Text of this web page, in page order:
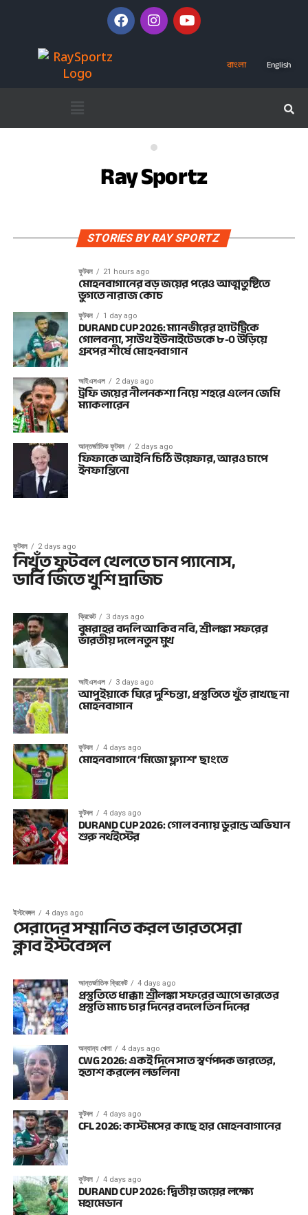
বাংলা English
Ray Sportz
STORIES BY RAY SPORTZ
ফুটবল 21 hours ago
মোহনবাগানের বড় জয়ের পরেও আত্মতুষ্টিতে
ভুগতে নারাজ কোচ
ফুটবল 1 day ago
DURAND CUP 2026: ম্যানভীরের হ্যাটট্রিকে
গোলবন্যা, সাউথ ইউনাইটেডকে ৮-০ উড়িয়ে
গ্রুপের শীর্ষে মোহনবাগান
আইএসএল 2 days ago
ট্রফি জয়ের নীলনকশা নিয়ে শহরে এলেন জেমি
ম্যাকলারেন
আন্তর্জাতিক ফুটবল 2 days ago
ফিফাকে আইনি চিঠি উয়েফার, আরও চাপে
ইনফান্তিনো
ফুটবল 2 days ago
নিখুঁত ফুটবল খেলতে চান প্যানোস,
ডার্বি জিতে খুশি দ্রাজিচ
ক্রিকেট 3 days ago
বুমরাহর বদলি আকিব নবি, শ্রীলঙ্কা সফরের
ভারতীয় দলে নতুন মুখ
আইএসএল 3 days ago
আপুইয়াকে ঘিরে দুশ্চিন্তা, প্রস্তুতিতে খুঁত রাখছে না
মোহনবাগান
ফুটবল 4 days ago
মোহনবাগানে ‘মিজো ফ্ল্যাশ’ ছাংতে
ফুটবল 4 days ago
DURAND CUP 2026: গোল বন্যায় ডুরান্ড অভিযান
শুরু নর্থইস্টের
ইস্টবেঙ্গল 4 days ago
সেরাদের সম্মানিত করল ভারতসেরা
ক্লাব ইস্টবেঙ্গল
আন্তর্জাতিক ক্রিকেট 4 days ago
প্রস্তুতিতে ধাক্কা! শ্রীলঙ্কা সফরের আগে ভারতের
প্রস্তুতি ম্যাচ চার দিনের বদলে তিন দিনের
অন্যান্য খেলা 4 days ago
CWG 2026: একই দিনে সাত স্বর্ণপদক ভারতের,
হতাশ করলেন লভলিনা
ফুটবল 4 days ago
CFL 2026: কাস্টমসের কাছে হার মোহনবাগানের
ফুটবল 4 days ago
DURAND CUP 2026: দ্বিতীয় জয়ের লক্ষ্যে
মহামেডান